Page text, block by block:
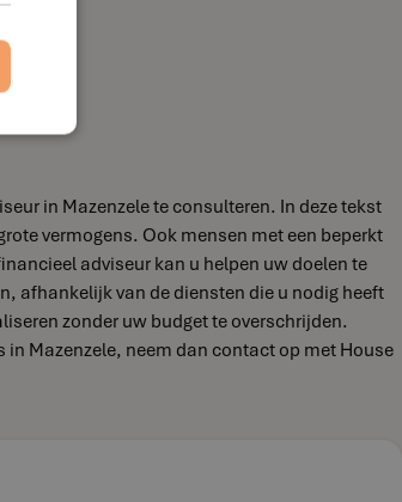
in Mazenzele te consulteren. In deze tekst
vermogens. Ook mensen met een beperkt
adviseur kan u helpen uw doelen te
afhankelijk van de diensten die u nodig heeft
zonder uw budget te overschrijden.
Mazenzele, neem dan contact op met House